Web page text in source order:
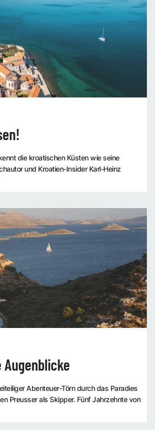
die kroatischen Küsten wie seine
und Kroatien-Insider Karl-Heinz
Augenblicke
Abenteuer-Törn durch das Paradies
Preusser als Skipper. Fünf Jahrzehnte von